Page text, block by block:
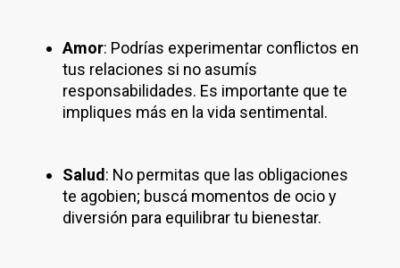
Amor: Podrías experimentar conflictos en
tus relaciones si no asumís
responsabilidades. Es importante que te
impliques más en la vida sentimental.
Salud : No permitas que las obligaciones
te agobien; buscá momentos de ocio y
diversión para equilibrar tu bienestar.